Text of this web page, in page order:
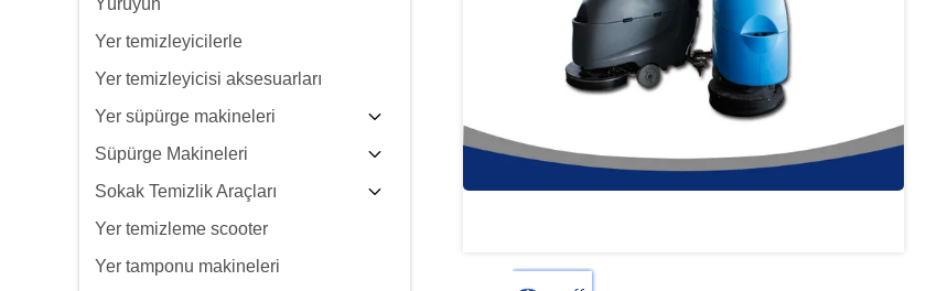
Yürüyün
Yer temizleyicilerle
Yer temizleyicisi aksesuarları
Yer süpürge makineleri
Süpürge Makineleri
Sokak Temizlik Araçları
Yer temizleme scooter
Yer tamponu makineleri